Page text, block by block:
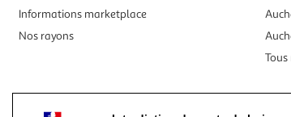
Informations marketplace
Nos rayons
Tous